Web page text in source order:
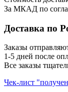
За МКАД по
Доставка по
Заказы
1-5 дней после
Все заказы
Чек-лист